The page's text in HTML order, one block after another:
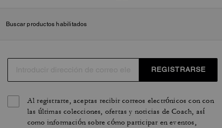
Buscar productos habilitados
REGISTRARSE
Al registrarte, aceptas recibir correos electrónicos con con
las últimas colecciones, ofertas y noticias de Coach, así
como información sobre cómo participar en eventos,